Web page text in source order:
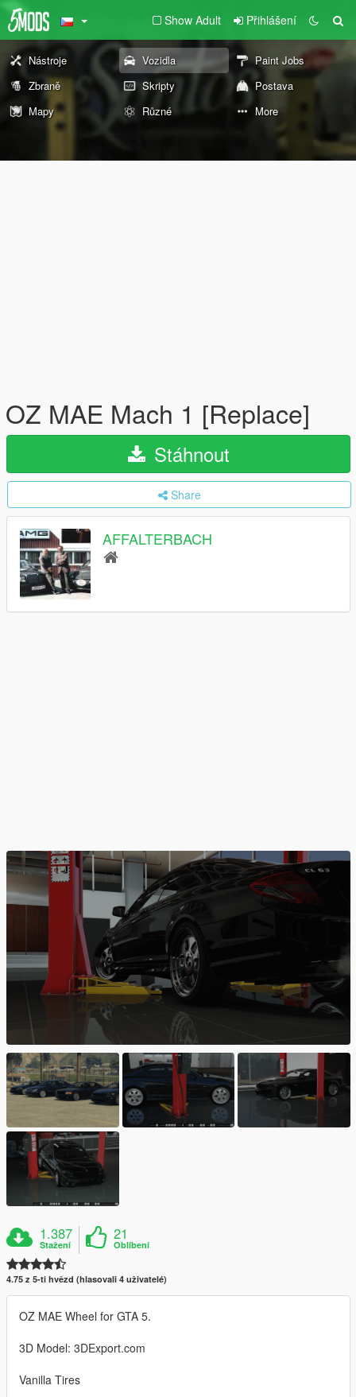
Show Adult Přihlášení
Nástroje Vozidla
Paint Jobs
Zbraně
Skripty
Postava
Mapy
Různé More
OZ MAE Mach 1 [Replace]
Stáhnout
Share
AFFALTERBACH
1.387
Stažení
21
Oblíbení
4.75 z 5-ti hvězd (hlasovali 4 uživatelé)
OZ MAE Wheel for GTA 5.
3D Model: 3DExport.com
Vanilla Tires